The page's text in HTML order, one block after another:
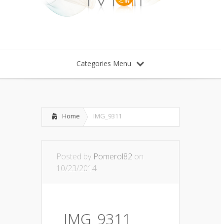
Categories Menu
Home IMG_9311
Posted by Pomerol82 on
10/23/2014
IMG_9311